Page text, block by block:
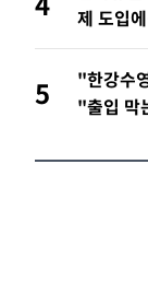
제 도입
5
"한강수
"출입 막